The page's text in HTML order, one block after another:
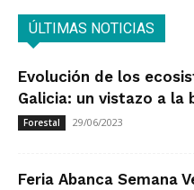
ÚLTIMAS NOTICIAS
Evolución de los
Galicia: un vistazo a la
Forestal 29/06/2023
Feria Abanca Semana